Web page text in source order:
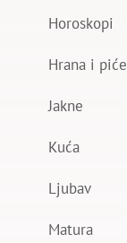
Horoskopi
Hrana i piće
Jakne
Kuća
Ljubav
Matura